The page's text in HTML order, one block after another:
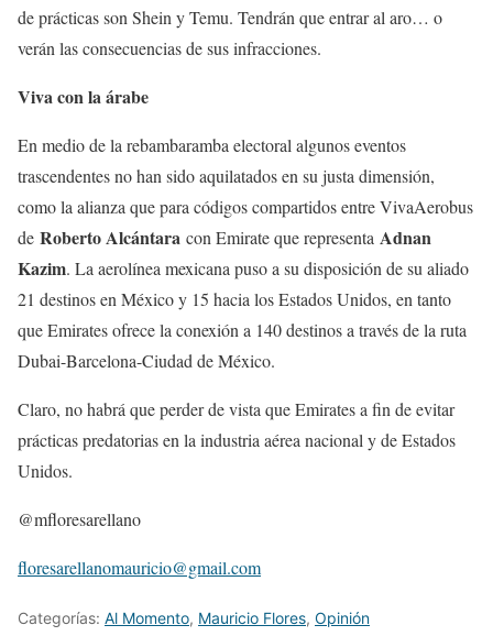
de prácticas son Shein y Temu. Tendrán que entrar al aro… o
verán las consecuencias de sus infracciones.
Viva con la árabe
En medio de la rebambaramba electoral algunos eventos
trascendentes no han sido aquilatados en su justa dimensión,
como la alianza que para códigos compartidos entre VivaAerobus
de Roberto Alcántara con Emirate que representa Adnan
Kazim. La aerolínea mexicana puso a su disposición de su aliado
21 destinos en México y 15 hacia los Estados Unidos, en tanto
que Emirates ofrece la conexión a 140 destinos a través de la ruta
Dubai-Barcelona-Ciudad de México.
Claro, no habrá que perder de vista que Emirates a fin de evitar
prácticas predatorias en la industria aérea nacional y de Estados
Unidos.
@mfloresarellano
floresarellanomauricio@gmail.com
Categorías: Al Momento, Mauricio Flores, Opinión